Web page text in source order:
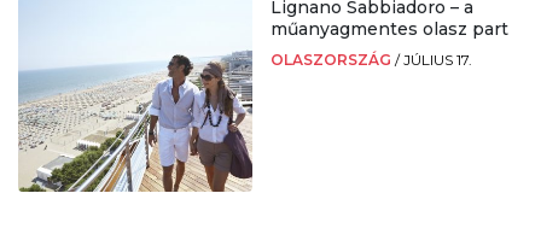
Lignano Sabbiadoro – a
műanyagmentes olasz part
OLASZORSZÁG /JÚLIUS 17.